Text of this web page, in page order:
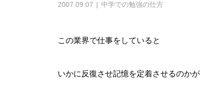
2007.09.07 中学での勉強の仕方
この業界で仕事をしていると
いかに反復させ記憶を定着させるのかが